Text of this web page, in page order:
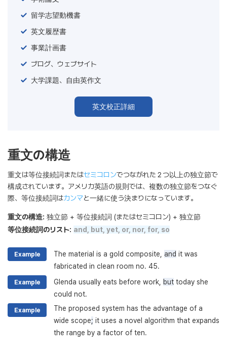
留学志望動機書
英文履歴書
事業計画書
ブログ、ウェブサイト
大学課題、自由英作文
英文校正詳細
重文の構造
重文は等位接続詞またはセミコロンでつながれた２つ以上の独立節で
構成されています。アメリカ英語の規則では、複数の独立節をつなぐ
際、等位接続詞はカンマと一緒に使う決まりになっています。
重文の構造: 独立節 + 等位接続詞 (またはセミコロン) + 独立節
等位接続詞のリスト: and, but, yet, or, nor, for, so
Example The material is a gold composite, and it was
fabricated in clean room no. 45.
Example Glenda usually eats before work, but today she
could not.
Example
The proposed system has the advantage of a
wide scope; it uses a novel algorithm that expands
the range by a factor of ten.